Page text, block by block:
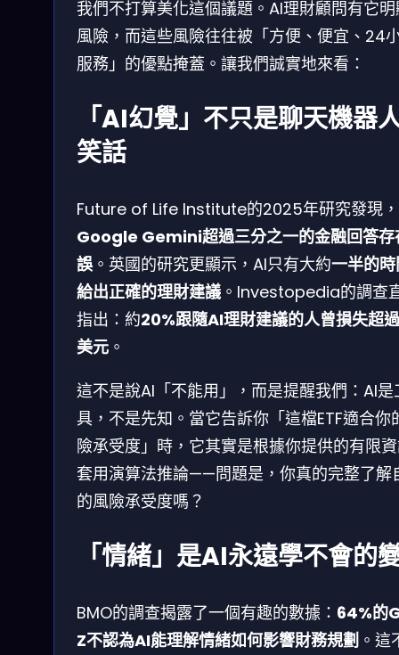
我們不打算美化這個議題。AI理財顧問有它
風險，而這些風險往往被「方便、便宜、24
服務」的優點掩蓋。讓我們誠實地來看：
「AI幻覺」不只是聊天機器
笑話
Future of Life Institute的2025年研究發現，
Google Gemini超過三分之一的金融回答存
誤 。英國的研究更顯示，AI只有大約一半的
給出正確的理財建議 。Investopedia的調查
指出：約20%跟隨AI理財建議的人曾損失超
美元 。
這不是說AI「不能用」，而是提醒我們：AI是
具，不是先知。當它告訴你「這檔ETF適合你
險承受度」時，它其實是根據你提供的有限
套用演算法推論——問題是，你真的完整了解
的風險承受度嗎？
「情緒」是AI永遠學不會的
BMO的調查揭露了一個有趣的數據： 64%的
Z不認為AI能理解情緒如何影響財務規劃 。這